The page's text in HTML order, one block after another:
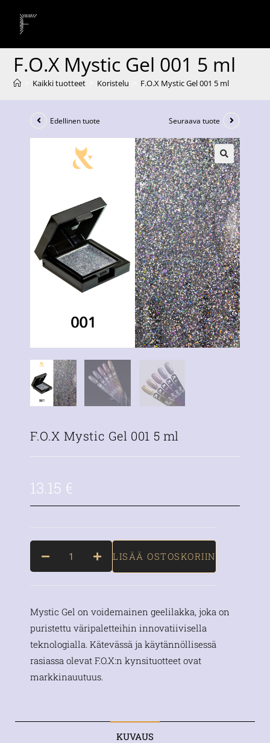
F.O.X Mystic Gel 001 5 ml
Kaikki tuotteet Koristelu F.O.X Mystic Gel 001 5 ml
Edellinen tuote Seuraava tuote
F.O.X Mystic Gel 001 5 ml
13.15 €
LISÄÄ OSTOSKORIIN
Mystic Gel on voidemainen geelilakka, joka on
puristettu väripaletteihin innovatiivisella
teknologialla. Kätevässä ja käytännöllisessä
rasiassa olevat F.O.X:n kynsituotteet ovat
markkinauutuus.
KUVAUS